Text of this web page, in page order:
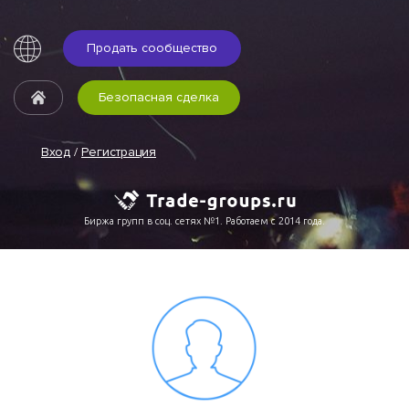
Продать сообщество
Вход / Регистрация
Безопасная сделка
Биржа групп в соц. сетях №1. Работаем с 2014 года.